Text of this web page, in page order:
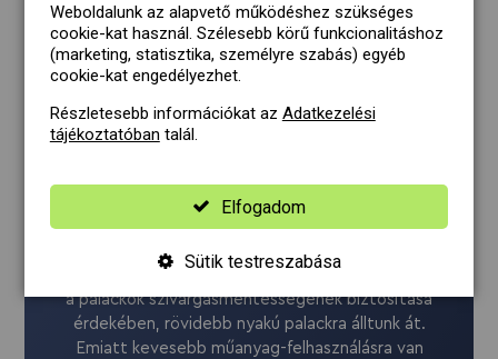
felel meg.
a palackok szivárgásmentességének biztosítása
érdekében, rövidebb nyakú palackra álltunk át.
Emiatt kevesebb műanyag-felhasználásra van
Weboldalunk az alapvető működéshez szükséges
cookie-kat használ. Szélesebb körű funkcionalitáshoz
(marketing, statisztika, személyre szabás) egyéb
cookie-kat engedélyezhet.
Részletesebb információkat az Adatkezelési
tájékoztatóban talál.
Sütik testreszabása
Elfogadom